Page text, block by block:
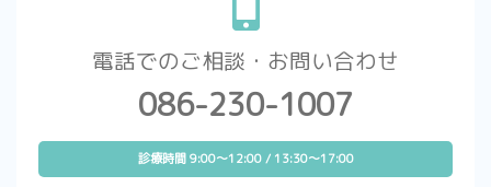
電話でのご相談・お問い合わせ
086-230-1007
診療時間 9:00～12:00 / 13:30～17:00